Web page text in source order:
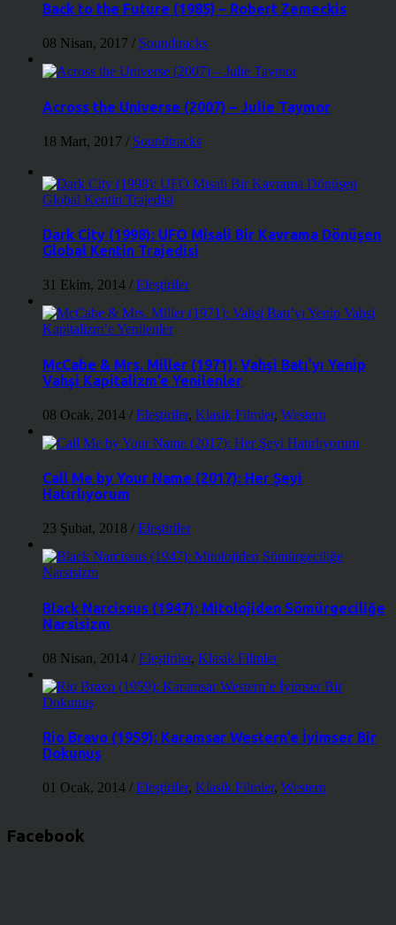
Back to the Future (1985) – Robert Zemeckis
08 Nisan, 2017 / Soundtracks
Across the Universe (2007) – Julie Taymor
18 Mart, 2017 / Soundtracks
Dark City (1998): UFO Misali Bir Kavrama Dönüşen
Global Kentin Trajedisi
31 Ekim, 2014 / Eleştiriler
McCabe & Mrs. Miller (1971): Vahşi Batı’yı Yenip
Vahşi Kapitalizm’e Yenilenler
08 Ocak, 2014 / Eleştiriler, Klasik Filmler, Western
Call Me by Your Name (2017): Her Şeyi
Hatırlıyorum
23 Şubat, 2018 / Eleştiriler
Black Narcissus (1947): Mitolojiden Sömürgeciliğe
Narsisizm
08 Nisan, 2014 / Eleştiriler, Klasik Filmler
Rio Bravo (1959): Karamsar Western’e İyimser Bir
Dokunuş
01 Ocak, 2014 / Eleştiriler, Klasik Filmler, Western
Facebook